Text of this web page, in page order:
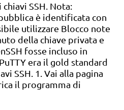
SSH. Nota:
è identificata con
utilizzare Blocco note
della chiave privata e
fosse incluso in
era il gold standard
SSH. 1. Vai alla pagina
il programma di